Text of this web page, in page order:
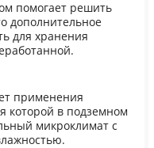
помогает решить
дополнительное
для хранения
применения
которой в подземном
микроклимат с